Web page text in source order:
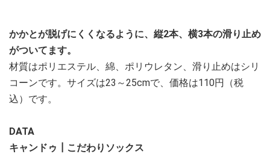
かかとが脱げにくくなるように、縦2本、横3本の滑り止め
がついてます。
材質はポリエステル、綿、ポリウレタン、滑り止めはシリ
コーンです。サイズは23～25cmで、価格は110円（税
込）です。
DATA
キャンドゥ┃こだわりソックス